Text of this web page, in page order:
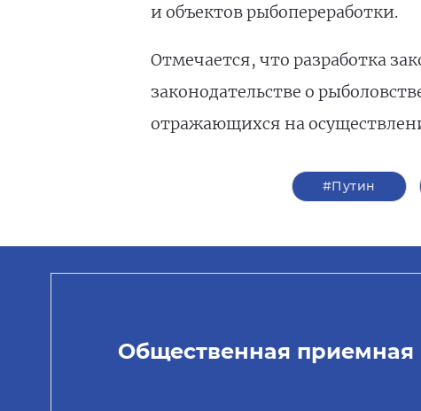
и объектов рыбопереработки.
Отмечается, что разработка
законодательстве о
отражающихся на
#Путин
Общественная приемная